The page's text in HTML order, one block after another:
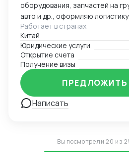
оборудования, запчастей на
авто и др., оформляю
всеми сопроводительными
Предоставляю услуги вашего
Китае, помогаю с
есть опыт в открытии и
магазинов на платформах
Jingdong. Помогаю найти
производство, вести
стороной. Занимаюсь поиском
Работает в странах
Китай
Юридические услуги
Открытие счета
Получение визы
Написать
ПРЕДЛОЖИТЬ
Вы посмотрели 20 из